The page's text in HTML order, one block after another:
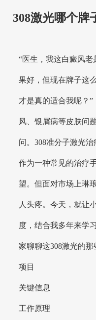
308激光哪个牌
“医生，我这白癜风老
果好，但现在牌子这
才是真的适合我呢？
风、银屑病等皮肤问
问。308准分子激光治
作为一种常见的治疗
望。但面对市场上琳
人头疼。今天，就让
度，结合我多年来学
家聊聊这308激光的那
项目
关键信息
工作原理